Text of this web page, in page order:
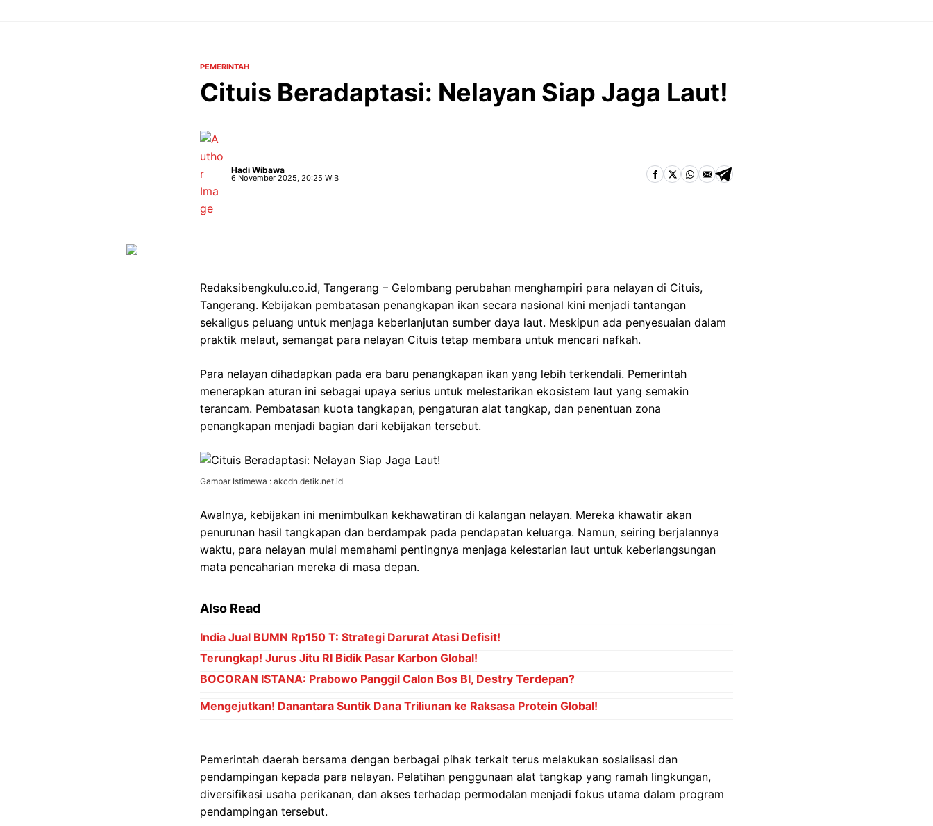
PEMERINTAH
Cituis Beradaptasi: Nelayan Siap Jaga Laut!
Hadi Wibawa
6 November 2025, 20:25 WIB
Redaksibengkulu.co.id, Tangerang – Gelombang perubahan menghampiri para nelayan di Cituis,
Tangerang. Kebijakan pembatasan penangkapan ikan secara nasional kini menjadi tantangan
sekaligus peluang untuk menjaga keberlanjutan sumber daya laut. Meskipun ada penyesuaian dalam
praktik melaut, semangat para nelayan Cituis tetap membara untuk mencari nafkah.
Para nelayan dihadapkan pada era baru penangkapan ikan yang lebih terkendali. Pemerintah
menerapkan aturan ini sebagai upaya serius untuk melestarikan ekosistem laut yang semakin
terancam. Pembatasan kuota tangkapan, pengaturan alat tangkap, dan penentuan zona
penangkapan menjadi bagian dari kebijakan tersebut.
Gambar Istimewa : akcdn.detik.net.id
Awalnya, kebijakan ini menimbulkan kekhawatiran di kalangan nelayan. Mereka khawatir akan
penurunan hasil tangkapan dan berdampak pada pendapatan keluarga. Namun, seiring berjalannya
waktu, para nelayan mulai memahami pentingnya menjaga kelestarian laut untuk keberlangsungan
mata pencaharian mereka di masa depan.
Also Read
India Jual BUMN Rp150 T: Strategi Darurat Atasi Defisit!
Terungkap! Jurus Jitu RI Bidik Pasar Karbon Global!
BOCORAN ISTANA: Prabowo Panggil Calon Bos BI, Destry Terdepan?
Mengejutkan! Danantara Suntik Dana Triliunan ke Raksasa Protein Global!
Pemerintah daerah bersama dengan berbagai pihak terkait terus melakukan sosialisasi dan
pendampingan kepada para nelayan. Pelatihan penggunaan alat tangkap yang ramah lingkungan,
diversifikasi usaha perikanan, dan akses terhadap permodalan menjadi fokus utama dalam program
pendampingan tersebut.